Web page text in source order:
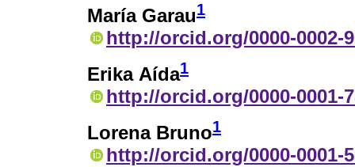
María Garau1
http://orcid.org/0000-0002-
Erika Aída1
http://orcid.org/0000-0001-
Lorena Bruno1
http://orcid.org/0000-0001-